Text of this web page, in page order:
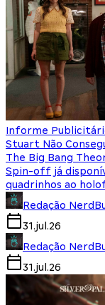
Informe
Stuart Não
The Big Bang
Spin-off já
quadrinhos ao
Redação
31.jul.26
Redação
31.jul.26